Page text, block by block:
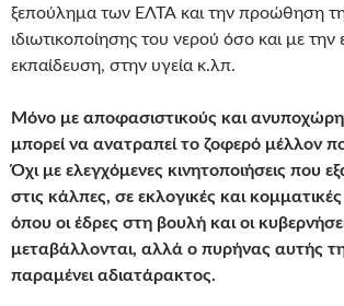
ξεπούλημα των ΕΛΤΑ και την προώθηση
ιδιωτικοποίησης του νερού όσο και με την
εκπαίδευση, στην υγεία κ.λπ.
Μόνο με αποφασιστικούς και
μπορεί να ανατραπεί το ζοφερό μέλλον
Όχι με ελεγχόμενες κινητοποιήσεις που
στις κάλπες, σε εκλογικές και κομματικές
όπου οι έδρες στη βουλή και οι
μεταβάλλονται, αλλά ο πυρήνας αυτής
παραμένει αδιατάρακτος.